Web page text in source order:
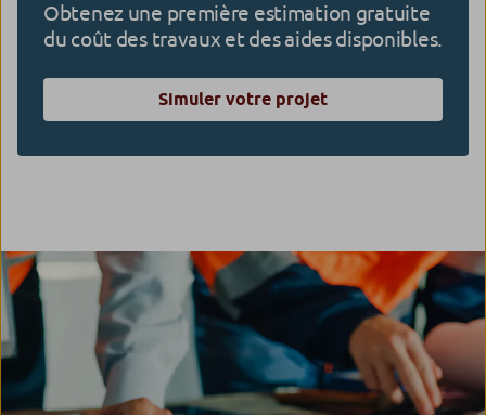
Obtenez une première estimation gratuite
du coût des travaux et des aides disponibles.
Simuler votre projet